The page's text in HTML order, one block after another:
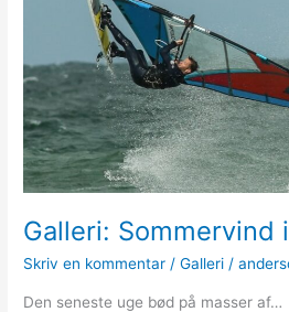
Galleri: Sommervind
Skriv en kommentar /Galleri /
Den seneste uge bød på masser af…